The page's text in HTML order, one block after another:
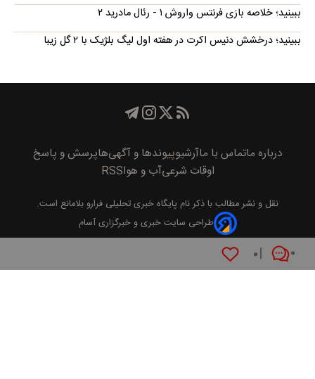
۰ ۰
ببینید؛ خلاصه بازی فرنتس واروش ۱ - رئال مادرید ۲
ببینید؛ درخشش دنیس اکرت در هفته اول لیگ بلژیک با ۲ گل زیبا
درباره ماتماس با ماآرشیوپیوند‌ها و آگهی‌هاپرسش و پاسخ
اوقات شرعیآب و هواRSS
نقل و نشر مطالب با ذکر نام پايگاه خبری تحليلی فرارو بلامانع است.
طراحی سایت خبری و خبرگزاری آسام